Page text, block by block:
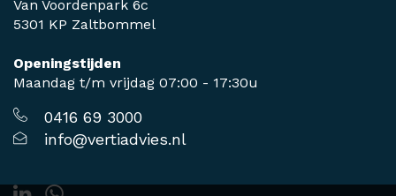
Van Voordenpark 6c
5301 KP Zaltbommel
Openingstijden
Maandag t/m vrijdag 07:00 - 17:30u
0416 69 3000
info@vertiadvies.nl